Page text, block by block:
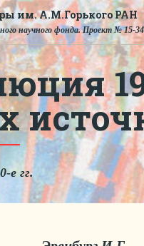
им. А.М.Горького РАН
научного фонда. Проект № 15-
е гг.